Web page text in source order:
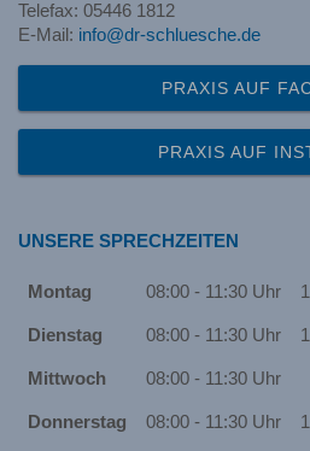
Telefax: 05446 1812
E-Mail: info@dr-schluesche.de
PRAXIS AUF
PRAXIS AUF
UNSERE SPRECHZEITEN
Montag 08:00 - 11:30 Uhr
Dienstag 08:00 - 11:30 Uhr
Mittwoch 08:00 - 11:30 Uhr
Donnerstag 08:00 - 11:30 Uhr